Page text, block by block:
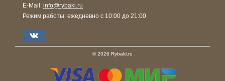
E-Mail: info@rybaki.ru
Режим работы: ежедневно с 10:00 до 21:00
© 2026 Rybaki.ru